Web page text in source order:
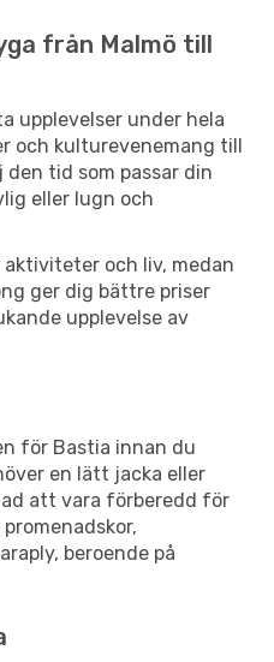
från Malmö till
upplevelser under hela
och kulturevenemang till
den tid som passar din
eller lugn och
och liv, medan
ger dig bättre priser
upplevelse av
för Bastia innan du
en lätt jacka eller
att vara förberedd för
beroende på